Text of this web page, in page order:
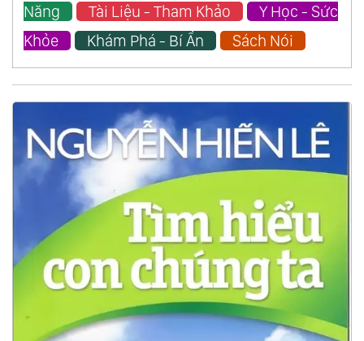
Năng
Tài Liệu - Tham Khảo
Y Học - Sức
Khỏe
Khám Phá - Bí Ẩn Sách Nói